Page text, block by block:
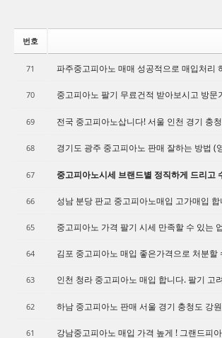
번호
71 파주중고피아노 매매 성공적으로 매입처리
70 중고피아노 팔기 무료건적 받아보시고 방문
69 전국 중고피아노삽니다! 서울 인천 경기 충
68 경기도 광주 중고피아노 판매 잘하는 방법 (
67 중고피아노시세 브랜드별 정직하게 드리고
66 성남 분당 판교 중고피아노매입 고가매입
65 중고피아노 가격 팔기 시세 만족할 수 있는
64 김포 중고피아노 매입 좋은가격으로 처분할
63 인천 청라 중고피아노 매입 합니다. 팔기 고
62 하남 중고피아노 판매 서울 경기 충청도 강
61 강남중고피아노 매입 가격 높게 ! 그랜드피